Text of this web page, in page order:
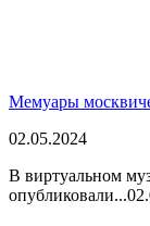
Мемуары
02.05.2024
В виртуальном
опубликовали...